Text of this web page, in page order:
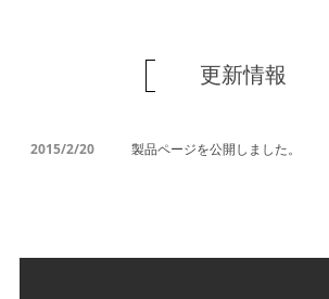
更新情報
2015/2/20 製品ページを公開しました。